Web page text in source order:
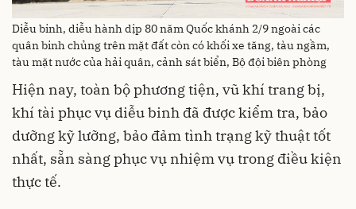
Diễu binh, diễu hành dịp 80 năm Quốc khánh 2/9 ngoài các
quân binh chủng trên mặt đất còn có khối xe tăng, tàu ngầm,
tàu mặt nước của hải quân, cảnh sát biển, Bộ đội biên phòng
Hiện nay, toàn bộ phương tiện, vũ khí trang bị,
khí tài phục vụ diễu binh đã được kiểm tra, bảo
dưỡng kỹ lưỡng, bảo đảm tình trạng kỹ thuật tốt
nhất, sẵn sàng phục vụ nhiệm vụ trong điều kiện
thực tế.